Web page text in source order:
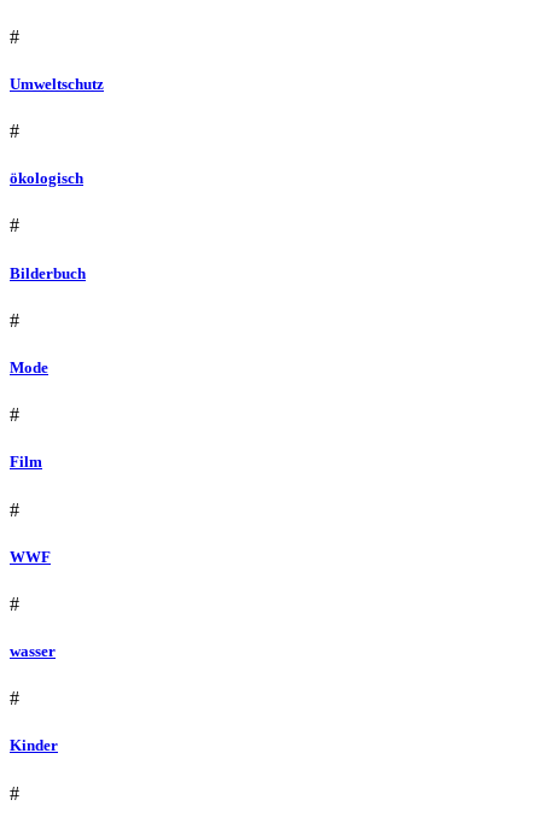
#
Umweltschutz
#
ökologisch
#
Bilderbuch
#
Mode
#
Film
#
WWF
#
wasser
#
Kinder
#